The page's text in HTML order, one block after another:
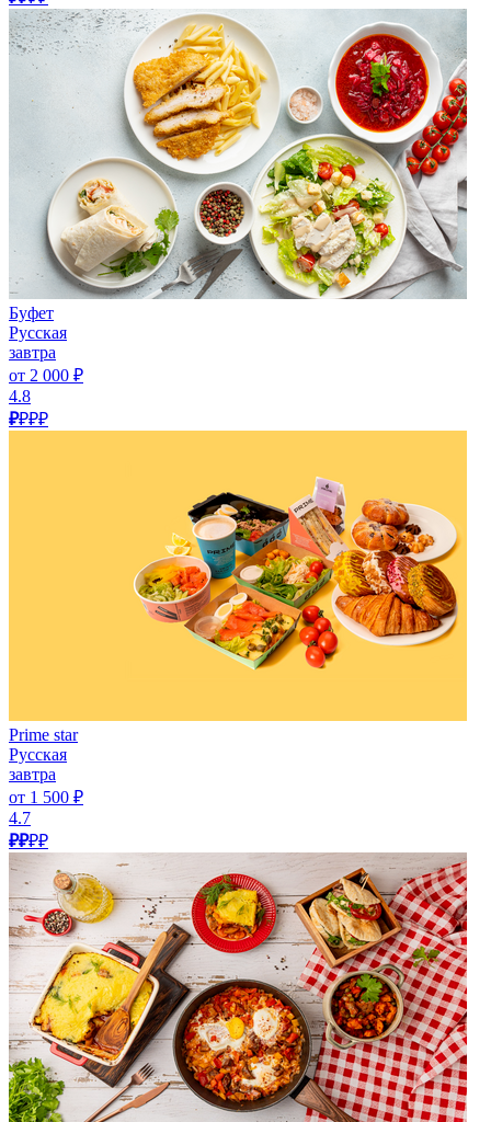
Буфет
Русская
завтра
от 2 000 ₽
4.8
₽₽₽₽
Prime star
Русская
завтра
от 1 500 ₽
4.7
₽₽₽₽